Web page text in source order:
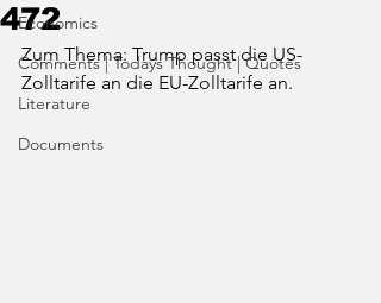
Economics
Comments | Todays Thought | Quotes
Literature
Documents
472
Zum Thema: Trump passt die US-
Zolltarife an die EU-Zolltarife an.